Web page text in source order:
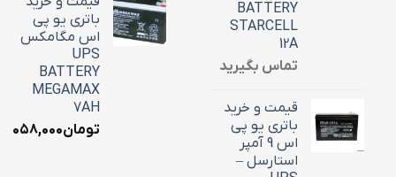
BATTERY
STARCELL
12A
تماس بگیرید
قیمت و خرید
باتری یو پی
اس 9 آمپر
استارسل –
باتری یو پی
اس مگامکس
UPS
BATTERY
MEGAMAX
7AH
تومان